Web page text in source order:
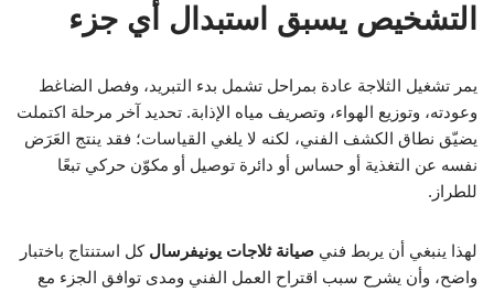
التشخيص يسبق استبدال أي جزء
يمر تشغيل الثلاجة عادة بمراحل تشمل بدء التبريد، وفصل الضاغط
وعودته، وتوزيع الهواء، وتصريف مياه الإذابة. تحديد آخر مرحلة اكتملت
يضيّق نطاق الكشف الفني، لكنه لا يلغي القياسات؛ فقد ينتج العَرَض
نفسه عن التغذية أو حساس أو دائرة توصيل أو مكوّن حركي تبعًا
للطراز.
لهذا ينبغي أن يربط فني صيانة ثلاجات يونيفرسال كل استنتاج باختبار
واضح، وأن يشرح سبب اقتراح العمل الفني ومدى توافق الجزء مع